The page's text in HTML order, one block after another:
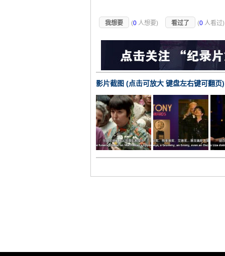
我想要 (0 人想要) 看过了 (0 人看过
影片截图 (点击可放大 键盘左右键可翻页)